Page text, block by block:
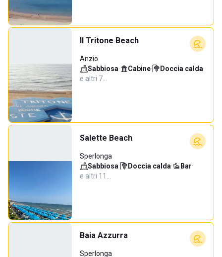
Il Tritone Beach
Anzio
Sabbiosa· Cabine· Doccia calda·
e altri 7…
Salette Beach
Sperlonga
Sabbiosa· Doccia calda· Bar·
e altri 11…
Baia Azzurra
Sperlonga